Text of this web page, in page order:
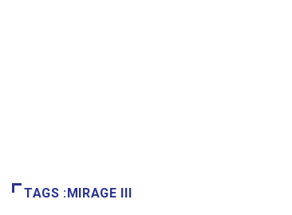
TAGS :MIRAGE III